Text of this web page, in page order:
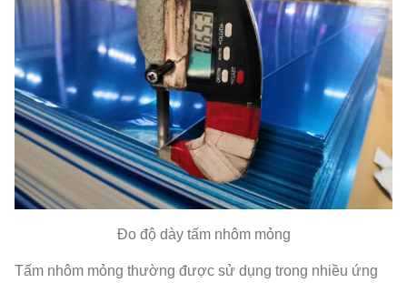
Đo độ dày tấm nhôm mỏng
Tấm nhôm mỏng thường được sử dụng trong nhiều ứng